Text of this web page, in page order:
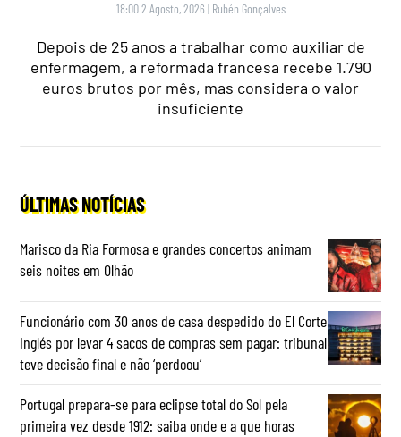
18:00 2 Agosto, 2026 | Rubén Gonçalves
Depois de 25 anos a trabalhar como auxiliar de
enfermagem, a reformada francesa recebe 1.790
euros brutos por mês, mas considera o valor
insuficiente
ÚLTIMAS NOTÍCIAS
Marisco da Ria Formosa e grandes concertos animam
seis noites em Olhão
Funcionário com 30 anos de casa despedido do El Corte
Inglés por levar 4 sacos de compras sem pagar: tribunal
teve decisão final e não ‘perdoou’
Portugal prepara-se para eclipse total do Sol pela
primeira vez desde 1912: saiba onde e a que horas